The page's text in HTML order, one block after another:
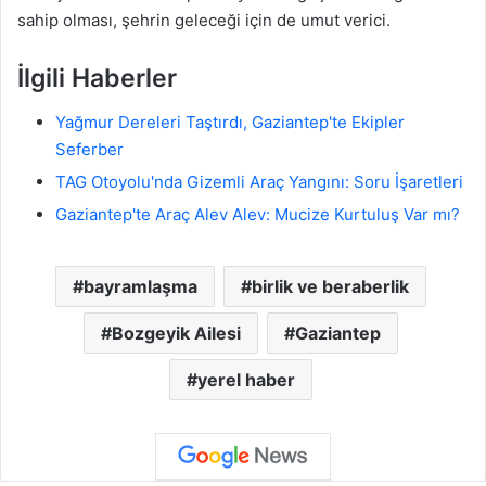
sahip olması, şehrin geleceği için de umut verici.
İlgili Haberler
Yağmur Dereleri Taştırdı, Gaziantep'te Ekipler
Seferber
TAG Otoyolu'nda Gizemli Araç Yangını: Soru İşaretleri
Gaziantep'te Araç Alev Alev: Mucize Kurtuluş Var mı?
bayramlaşma birlik ve beraberlik
Bozgeyik Ailesi Gaziantep
yerel haber